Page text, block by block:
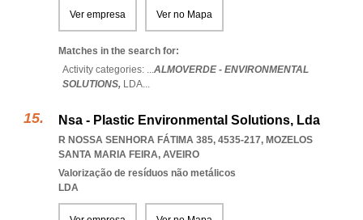
Ver empresa Ver no Mapa
Matches in the search for:
Activity categories: ...ALMOVERDE - ENVIRONMENTAL
SOLUTIONS, LDA...
Nsa - Plastic Environmental Solutions, Lda
R NOSSA SENHORA FÁTIMA 385, 4535-217, MOZELOS
SANTA MARIA FEIRA, AVEIRO
Valorização de resíduos não metálicos
LDA